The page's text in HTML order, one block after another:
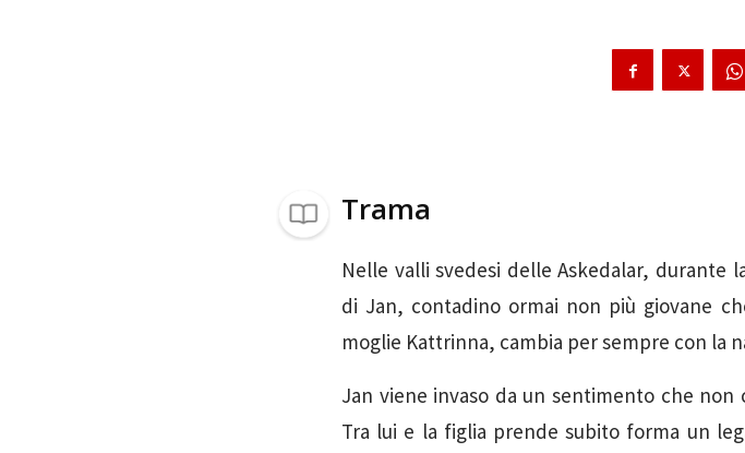
Trama
Nelle valli svedesi delle Askedalar, durante
di Jan, contadino ormai non più giovane
moglie Kattrinna, cambia per sempre con la
Jan viene invaso da un sentimento che non
Tra lui e la figlia prende subito forma un